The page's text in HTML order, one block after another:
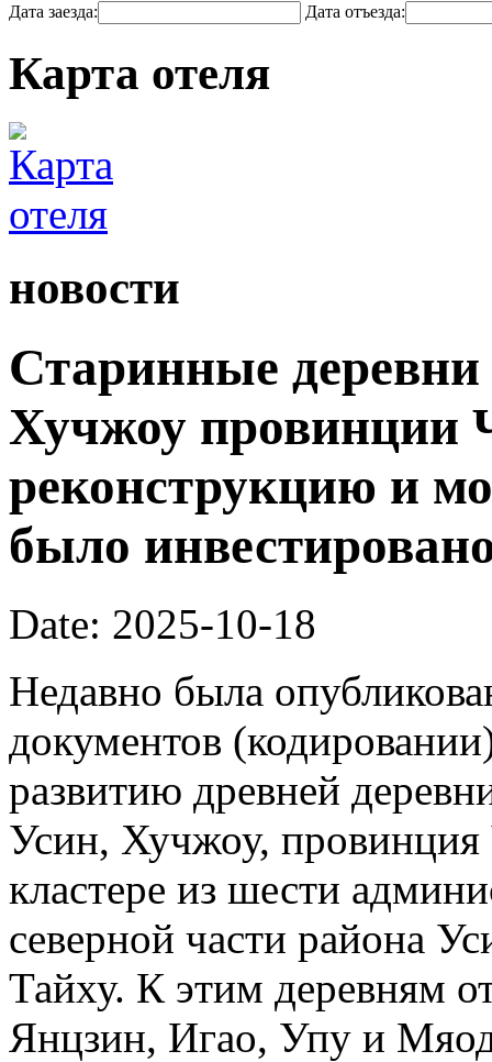
Дата заезда: Дата отъезда:
Карта отеля
новости
Старинные деревни
Хучжоу провинции
реконструкцию и
было
Date: 2025-10-18
Недавно была
документов
развитию древней
Усин, Хучжоу,
кластере из шести
северной части района
Тайху. К этим деревням
Янцзин, Игао, Упу и